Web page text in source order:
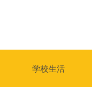
学校生活